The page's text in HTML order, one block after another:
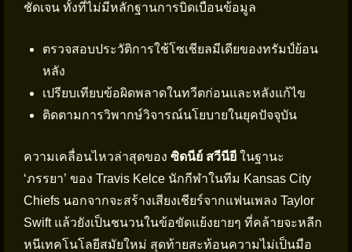
ชัดเจน ทั้งที่ไม่มีหลักฐานการบิดเบือนข้อมูล
ตรวจสอบประวัติการใช้โซเชียลมีเดียของทรัมป์ย้อน
หลัง
เปรียบเทียบข้อผิดพลาดในทวีตก่อนและหลังแก้ไข
ติดตามการวิพากษ์วิจารณ์นโยบายในยุคปัจจุบัน
ความเคลื่อนไหวล่าสุดของ ซิดนีย์ สวีนียี ในฐานะ
‘ภรรยา’ ของ Travis Kelce นักกีฬาในทีม Kansas City
Chiefs นอกจากจะสร้างเสียงเชียร์จากแฟนเพลง Taylor
Swift แล้วยังเป็นชนวนในข้อขัดแย้งยายๆ ที่คล้ายจะหลีก
หนีเทคโนโลยีสมัยใหม่ สุดท้ายสะท้อนความไม่เป็นมือ